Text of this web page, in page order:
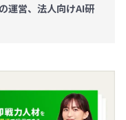
運営、法人向けAI研